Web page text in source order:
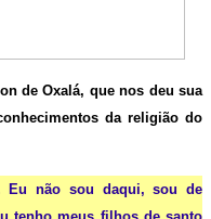
de Oxalá, que nos deu sua
da religião do
Eu não sou daqui, sou de